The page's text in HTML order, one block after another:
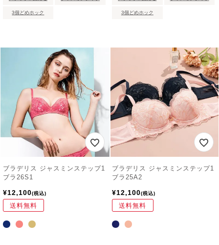
3個どめホック 3個どめホック
ブラデリス ジャスミンステップ1
ブラ26S1
¥12,100 税込
送料無料
ブラデリス ジャスミンステップ1
ブラ25A2
¥12,100 税込
送料無料